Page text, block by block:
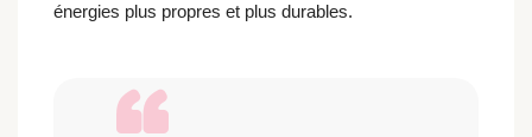
énergies plus propres et plus durables.